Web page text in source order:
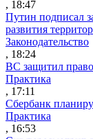
, 18:47
Путин подписал
развития
Законодательство
, 18:24
ВС защитил
Практика
, 17:11
Сбербанк
Практика
, 16:53